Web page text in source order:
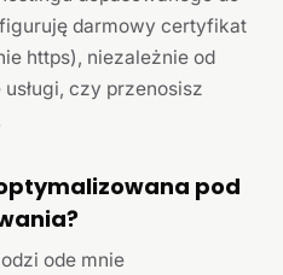
darmowy certyfikat
https), niezależnie od
czy przenosisz
pod
ode mnie